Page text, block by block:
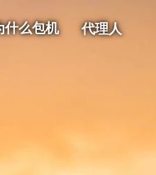
什么包机 代理人